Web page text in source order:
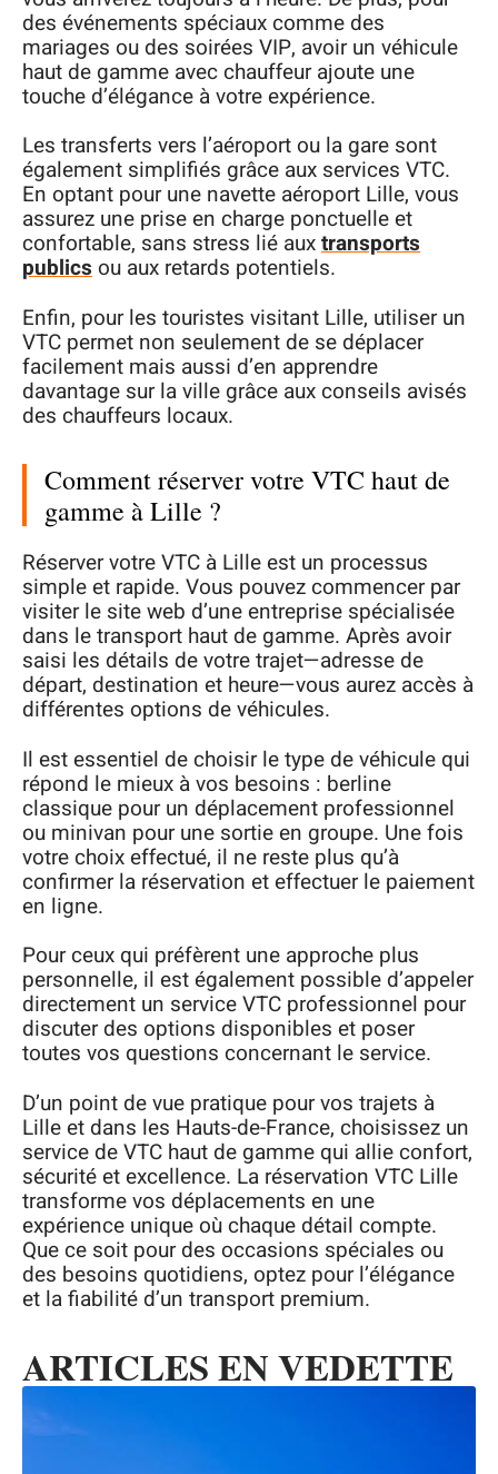
des événements spéciaux comme des
mariages ou des soirées VIP, avoir un véhicule
haut de gamme avec chauffeur ajoute une
touche d’élégance à votre expérience.
Les transferts vers l’aéroport ou la gare sont
également simplifiés grâce aux services VTC.
En optant pour une navette aéroport Lille, vous
assurez une prise en charge ponctuelle et
confortable, sans stress lié auxtransports
publics ou aux retards potentiels.
Enfin, pour les touristes visitant Lille, utiliser un
VTC permet non seulement de se déplacer
facilement mais aussi d’en apprendre
davantage sur la ville grâce aux conseils avisés
des chauffeurs locaux.
Comment réserver votre VTC haut de
gamme à Lille ?
Réserver votre VTC à Lille est un processus
simple et rapide. Vous pouvez commencer par
visiter le site web d’une entreprise spécialisée
dans le transport haut de gamme. Après avoir
saisi les détails de votre trajet—adresse de
départ, destination et heure—vous aurez accès à
différentes options de véhicules.
Il est essentiel de choisir le type de véhicule qui
répond le mieux à vos besoins : berline
classique pour un déplacement professionnel
ou minivan pour une sortie en groupe. Une fois
votre choix effectué, il ne reste plus qu’à
confirmer la réservation et effectuer le paiement
en ligne.
Pour ceux qui préfèrent une approche plus
personnelle, il est également possible d’appeler
directement un service VTC professionnel pour
discuter des options disponibles et poser
toutes vos questions concernant le service.
D’un point de vue pratique pour vos trajets à
Lille et dans les Hauts-de-France, choisissez un
service de VTC haut de gamme qui allie confort,
sécurité et excellence. La réservation VTC Lille
transforme vos déplacements en une
expérience unique où chaque détail compte.
Que ce soit pour des occasions spéciales ou
des besoins quotidiens, optez pour l’élégance
et la fiabilité d’un transport premium.
ARTICLES EN VEDETTE